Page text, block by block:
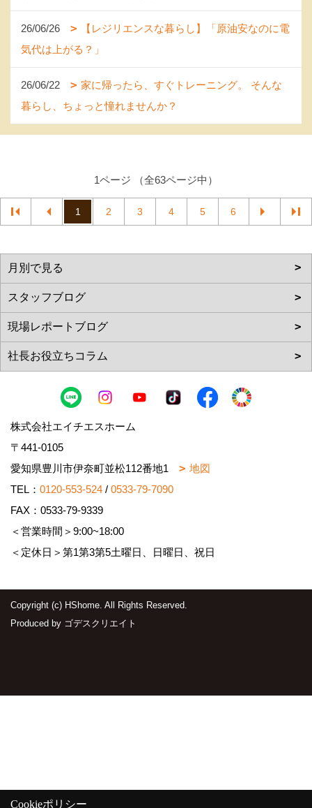
26/06/26
【レジリエンスな暮らし】「原油安なのに電
気代は上がる？」
26/06/22
家に帰ったら、すぐトレーニング。 そんな
暮らし、ちょっと憧れませんか？
1ページ （全63ページ中）
1 2 3 4 5 6
株式会社エイチエスホーム
〒441-0105
愛知県豊川市伊奈町並松112番地1
地図
TEL： 0120-553-524 / 0533-79-7090
FAX：0533-79-9339
＜営業時間＞9:00~18:00
＜定休日＞第1第3第5土曜日、日曜日、祝日
Copyright (c) HShome. All Rights Reserved.
Produced by ゴデスクリエイト
Cookieポリシー